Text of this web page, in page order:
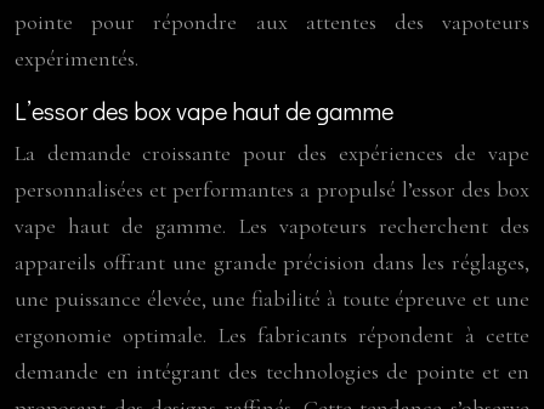
pointe pour répondre aux attentes des vapoteurs
expérimentés.
L’essor des box vape haut de gamme
La demande croissante pour des expériences de vape
personnalisées et performantes a propulsé l’essor des box
vape haut de gamme. Les vapoteurs recherchent des
appareils offrant une grande précision dans les réglages,
une puissance élevée, une fiabilité à toute épreuve et une
ergonomie optimale. Les fabricants répondent à cette
demande en intégrant des technologies de pointe et en